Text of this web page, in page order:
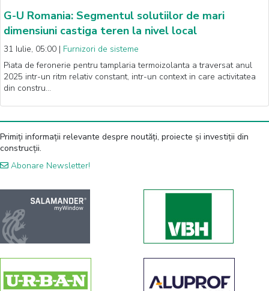
G-U Romania: Segmentul solutiilor de mari
dimensiuni castiga teren la nivel local
31 Iulie, 05:00 | Furnizori de sisteme
Piata de feronerie pentru tamplaria termoizolanta a traversat anul
2025 intr-un ritm relativ constant, intr-un context in care activitatea
din constru…
Primiți informații relevante despre noutăți, proiecte și investiții din
construcții.
Abonare Newsletter!